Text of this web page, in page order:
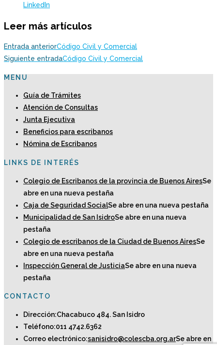
LinkedIn
Leer más artículos
Entrada anteriorCódigo Civil y Comercial
Siguiente entradaCódigo Civil y Comercial
MENU
Guía de Trámites
Atención de Consultas
Junta Ejecutiva
Beneficios para escribanos
Nómina de Escribanos
LINKS DE INTERÉS
Colegio de Escribanos de la provincia de Buenos AiresSe
abre en una nueva pestaña
Caja de Seguridad SocialSe abre en una nueva pestaña
Municipalidad de San IsidroSe abre en una nueva
pestaña
Colegio de escribanos de la Ciudad de Buenos AiresSe
abre en una nueva pestaña
Inspección General de JusticiaSe abre en una nueva
pestaña
CONTACTO
Dirección:Chacabuco 484. San Isidro
Teléfono:011 4742.6362
Correo electrónico:sanisidro@colescba.org.arSe abre en